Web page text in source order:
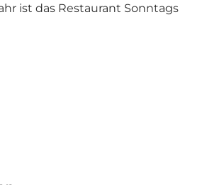
ist das Restaurant Sonntags